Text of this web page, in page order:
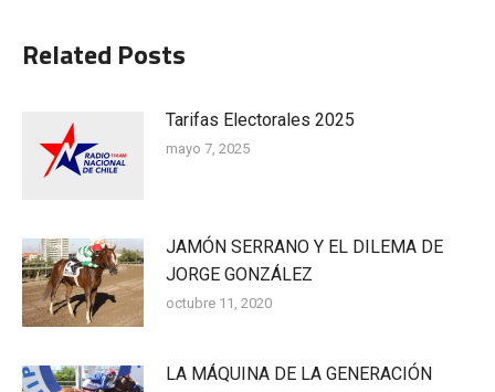
Related Posts
Tarifas Electorales 2025
mayo 7, 2025
JAMÓN SERRANO Y EL DILEMA DE
JORGE GONZÁLEZ
octubre 11, 2020
LA MÁQUINA DE LA GENERACIÓN